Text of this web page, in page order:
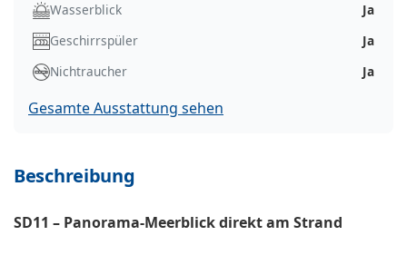
Wasserblick
Ja
Geschirrspüler
Ja
Nichtraucher
Ja
Gesamte Ausstattung sehen
Beschreibung
SD11 – Panorama-Meerblick direkt am Strand